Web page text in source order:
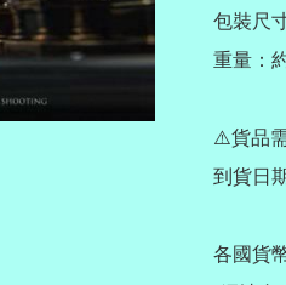
包裝尺
重量：
⚠️貨品
到貨日
各國貨